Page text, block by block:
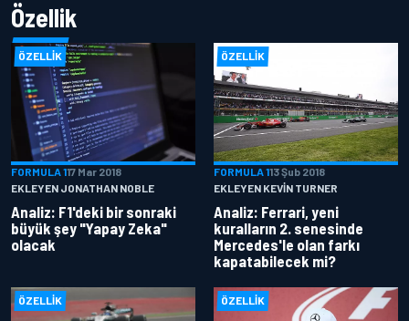
Özellik
ÖZELLIK
FORMULA 117 Mar 2018
EKLEYEN JONATHAN NOBLE
Analiz: F1'deki bir sonraki
büyük şey "Yapay Zeka"
olacak
ÖZELLIK
FORMULA 113 Şub 2018
EKLEYEN KEVIN TURNER
Analiz: Ferrari, yeni
kuralların 2. senesinde
Mercedes'le olan farkı
kapatabilecek mi?
ÖZELLIK ÖZELLIK